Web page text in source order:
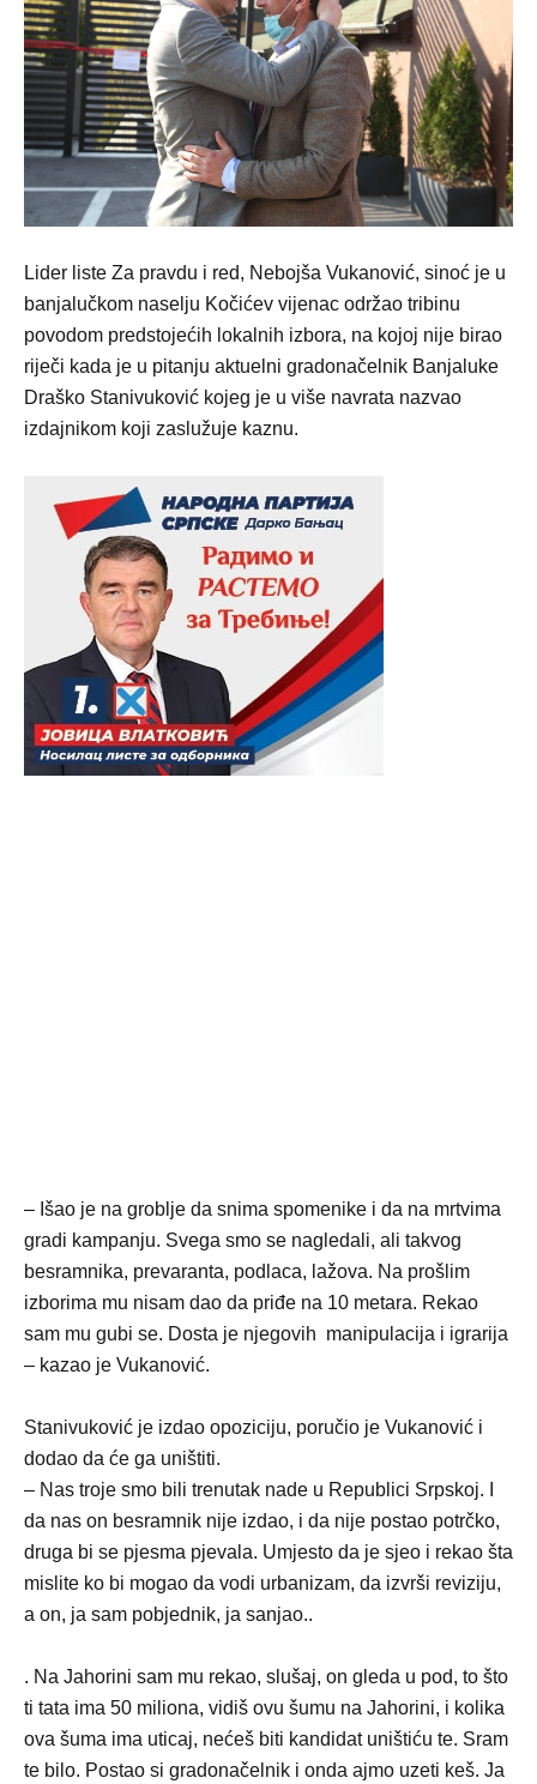
Lider liste Za pravdu i red, Nebojša Vukanović, sinoć je u
banjalučkom naselju Kočićev vijenac održao tribinu
povodom predstojećih lokalnih izbora, na kojoj nije birao
riječi kada je u pitanju aktuelni gradonačelnik Banjaluke
Draško Stanivuković kojeg je u više navrata nazvao
izdajnikom koji zaslužuje kaznu.
– Išao je na groblje da snima spomenike i da na mrtvima
gradi kampanju. Svega smo se nagledali, ali takvog
besramnika, prevaranta, podlaca, lažova. Na prošlim
izborima mu nisam dao da priđe na 10 metara. Rekao
sam mu gubi se. Dosta je njegovih manipulacija i igrarija
– kazao je Vukanović.
Stanivuković je izdao opoziciju, poručio je Vukanović i
dodao da će ga uništiti.
– Nas troje smo bili trenutak nade u Republici Srpskoj. I
da nas on besramnik nije izdao, i da nije postao potrčko,
druga bi se pjesma pjevala. Umjesto da je sjeo i rekao šta
mislite ko bi mogao da vodi urbanizam, da izvrši reviziju,
a on, ja sam pobjednik, ja sanjao..
. Na Jahorini sam mu rekao, slušaj, on gleda u pod, to što
ti tata ima 50 miliona, vidiš ovu šumu na Jahorini, i kolika
ova šuma ima uticaj, nećeš biti kandidat uništiću te. Sram
te bilo. Postao si gradonačelnik i onda ajmo uzeti keš. Ja